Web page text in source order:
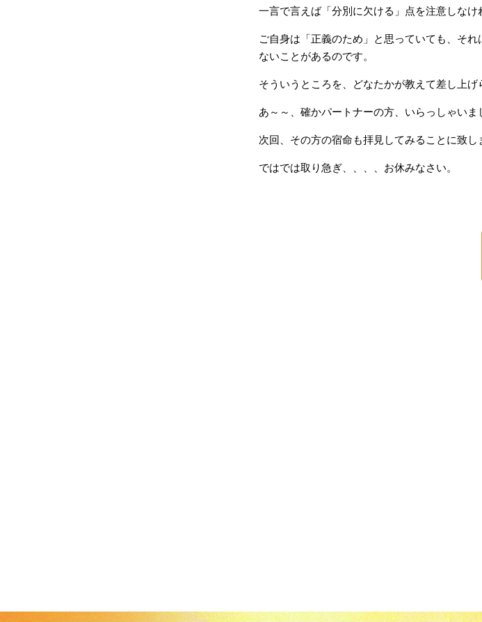
一言で言えば「分別に欠ける」点を注意しなけ
ご自身は「正義のため」と思っていても、そ
ないことがあるのです。
そういうところを、どなたかが教えて差し上げ
あ～～、確かパートナーの方、いらっしゃいま
次回、その方の宿命も拝見してみることに致し
ではでは取り急ぎ、、、、お休みなさい。